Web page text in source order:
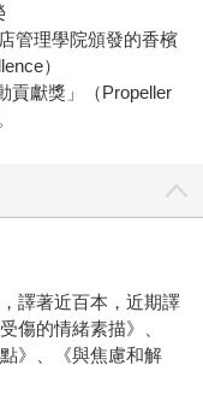
管理學院頒發的香檳
）
貢獻獎」（Propeller
譯著近百本，近期譯
傷的情緒素描》、
》、《與焦慮和解